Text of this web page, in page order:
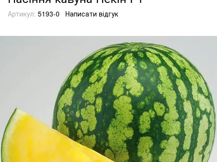
Артикул: 5193-0 Написати відгук